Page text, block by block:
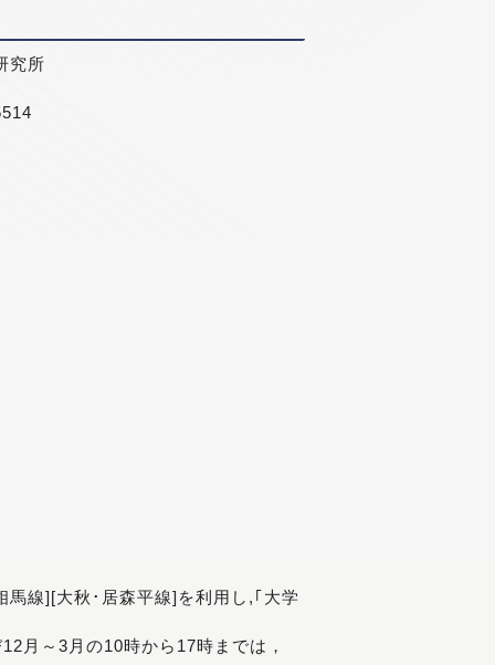
究所
線][大秋･居森平線]を利用し,｢大学
月～3月の10時から17時までは，